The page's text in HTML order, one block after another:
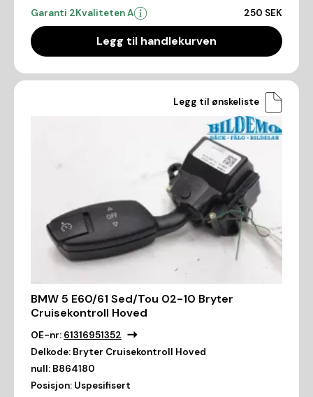
Garanti 2Kvaliteten A 250 SEK
Legg til handlekurven
Legg til ønskeliste
BMW 5 E60/61 Sed/Tou 02-10 Bryter
Cruisekontroll Hoved
OE-nr: 61316951352
Delkode: Bryter Cruisekontroll Hoved
null: B864180
Posisjon: Uspesifisert